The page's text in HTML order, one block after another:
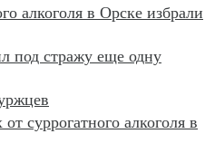
алкоголя в Орске избрали
под стражу еще одну
суррогатного алкоголя в